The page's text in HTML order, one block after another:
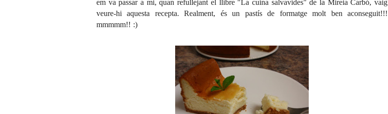
em va passar a mi, quan refullejant el llibre "La cuina salvavides" de la Mireia Carbó, vaig
veure-hi aquesta recepta. Realment, és un pastís de formatge molt ben aconseguit!!!
mmmmm!! :)